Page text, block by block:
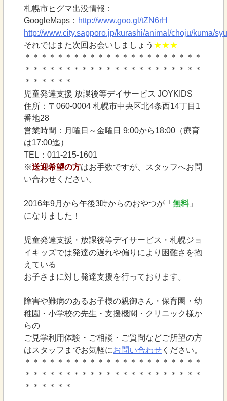
札幌市ヒグマ出没情報：
GoogleMaps： http://www.goo.gl/tZN6rH
http://www.city.sapporo.jp/kurashi/animal/choju/kuma/
それではまた次回お会いしましょう ★★★
＊＊＊＊＊＊＊＊＊＊＊＊＊＊＊＊＊＊＊＊＊＊
＊＊＊＊＊＊＊＊＊＊＊＊＊＊＊＊＊＊＊＊＊＊
＊＊＊＊＊＊
児童発達支援 放課後等デイサービス JOYKIDS
住所：〒060-0004 札幌市中央区北4条西14丁目1
番地28
営業時間：月曜日～金曜日 9:00から18:00（療育
は17:00迄）
TEL：011-215-1601
※送迎希望の方はお手数ですが、スタッフへお問
い合わせください。
2016年9月から午後3時からのおやつが「 無料」
になりました！
児童発達支援・放課後等デイサービス・札幌ジョ
イキッズでは発達の遅れや偏りにより困難さを抱
えている
お子さまに対し発達支援を行っております。
障害や難病のあるお子様の親御さん・保育園・幼
稚園・小学校の先生・支援機関・クリニック様か
らの
ご見学利用体験・ご相談・ご質問などご所望の方
はスタッフまでお気軽にお問い合わせ ください。
＊＊＊＊＊＊＊＊＊＊＊＊＊＊＊＊＊＊＊＊＊＊
＊＊＊＊＊＊＊＊＊＊＊＊＊＊＊＊＊＊＊＊＊＊
＊＊＊＊＊＊